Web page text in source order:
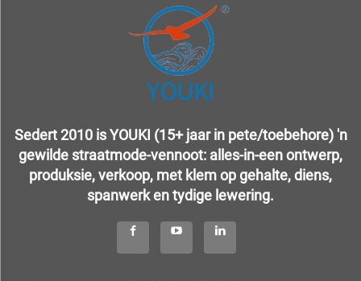
Sedert 2010 is YOUKI (15+ jaar in pete/toebehore) 'n
gewilde straatmode-vennoot: alles-in-een ontwerp,
produksie, verkoop, met klem op gehalte, diens,
spanwerk en tydige lewering.